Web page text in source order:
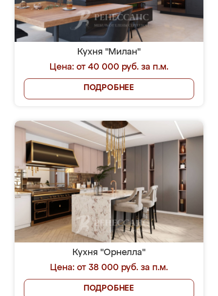
Кухня "Милан"
Цена: от 40 000 руб. за п.м.
ПОДРОБНЕЕ
Кухня "Орнелла"
Цена: от 38 000 руб. за п.м.
ПОДРОБНЕЕ